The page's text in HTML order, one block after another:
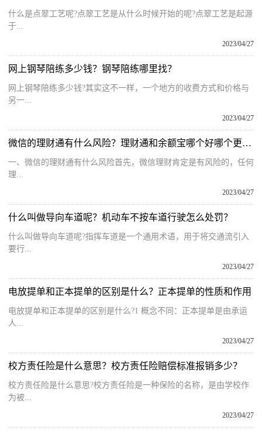
什么是点翠工艺呢?点翠工艺是从什么时候开始的呢?点翠工艺是起源
于...
2023/04/27
网上钢琴陪练多少钱？钢琴陪练哪里找？
网上钢琴陪练多少钱?其实这不一样，一个地方的收费方式和价格与
另一...
2023/04/27
微信的理财通有什么风险？理财通和余额宝哪个好哪个更安全？
一、微信的理财通有什么风险首先，微信理财肯定是有风险的，任何
理...
2023/04/27
什么叫做导向车道呢？机动车不按车道行驶怎么处罚？
什么叫做导向车道呢?指挥车道是一个通用术语，用于将交通流引入
要行...
2023/04/27
电放提单和正本提单的区别是什么？正本提单的性质和作用
电放提单和正本提单的区别是什么?1 概念不同：正本提单是由承运
人...
2023/04/27
校方责任险是什么意思？校方责任险赔偿标准报销多少？
校方责任险是什么意思?校方责任险是一种保险的名称，是由学校作
为被...
2023/04/27